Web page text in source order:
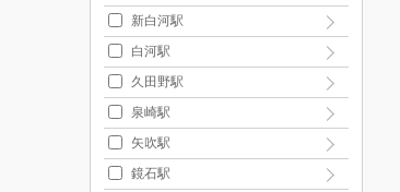
新白河駅
白河駅
久田野駅
泉崎駅
矢吹駅
鏡石駅